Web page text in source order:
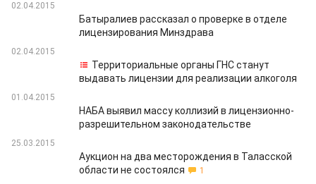
02.04.2015
Батыралиев рассказал о проверке в отделе
лицензирования Минздрава
02.04.2015
Территориальные органы ГНС станут
выдавать лицензии для реализации алкоголя
01.04.2015
НАБА выявил массу коллизий в лицензионно-
разрешительном законодательстве
25.03.2015
Аукцион на два месторождения в Таласской
области не состоялся
1